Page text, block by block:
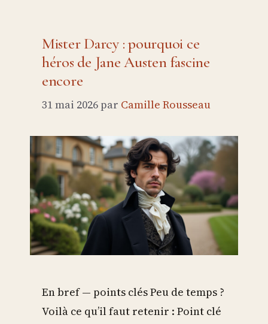
Mister Darcy : pourquoi ce
héros de Jane Austen fascine
encore
31 mai 2026 par Camille Rousseau
En bref — points clés Peu de temps ?
Voilà ce qu’il faut retenir : Point clé